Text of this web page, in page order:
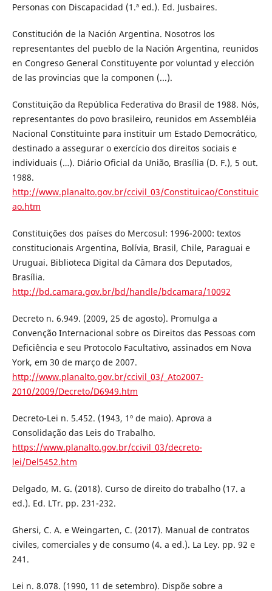
Personas con Discapacidad (1.ª ed.). Ed. Jusbaires.
Constitución de la Nación Argentina. Nosotros los
representantes del pueblo de la Nación Argentina, reunidos
en Congreso General Constituyente por voluntad y elección
de las provincias que la componen (...).
Constituição da República Federativa do Brasil de 1988. Nós,
representantes do povo brasileiro, reunidos em Assembléia
Nacional Constituinte para instituir um Estado Democrático,
destinado a assegurar o exercício dos direitos sociais e
individuais (…). Diário Oficial da União, Brasília (D. F.), 5 out.
1988.
http://www.planalto.gov.br/ccivil_03/Constituicao/Constituic
ao.htm
Constituições dos países do Mercosul: 1996-2000: textos
constitucionais Argentina, Bolívia, Brasil, Chile, Paraguai e
Uruguai. Biblioteca Digital da Câmara dos Deputados,
Brasília.
http://bd.camara.gov.br/bd/handle/bdcamara/10092
Decreto n. 6.949. (2009, 25 de agosto). Promulga a
Convenção Internacional sobre os Direitos das Pessoas com
Deficiência e seu Protocolo Facultativo, assinados em Nova
York, em 30 de março de 2007.
http://www.planalto.gov.br/ccivil_03/_Ato2007-
2010/2009/Decreto/D6949.htm
Decreto-Lei n. 5.452. (1943, 1º de maio). Aprova a
Consolidação das Leis do Trabalho.
https://www.planalto.gov.br/ccivil_03/decreto-
lei/Del5452.htm
Delgado, M. G. (2018). Curso de direito do trabalho (17. a
ed.). Ed. LTr. pp. 231-232.
Ghersi, C. A. e Weingarten, C. (2017). Manual de contratos
civiles, comerciales y de consumo (4. a ed.). La Ley. pp. 92 e
241.
Lei n. 8.078. (1990, 11 de setembro). Dispõe sobre a